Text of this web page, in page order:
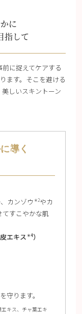
に
指して
に捉えてケアする
ます。そこを避ける
しいスキントーン
導く
カンゾウ＊2やカ
てすこやかな肌
エキス＊4）
守ります。
キス、チャ葉エキ